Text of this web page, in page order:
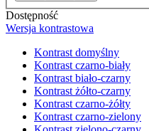
Dostępność
Wersja kontrastowa
Kontrast domyślny
Kontrast czarno-biały
Kontrast biało-czarny
Kontrast żółto-czarny
Kontrast czarno-żółty
Kontrast czarno-zielony